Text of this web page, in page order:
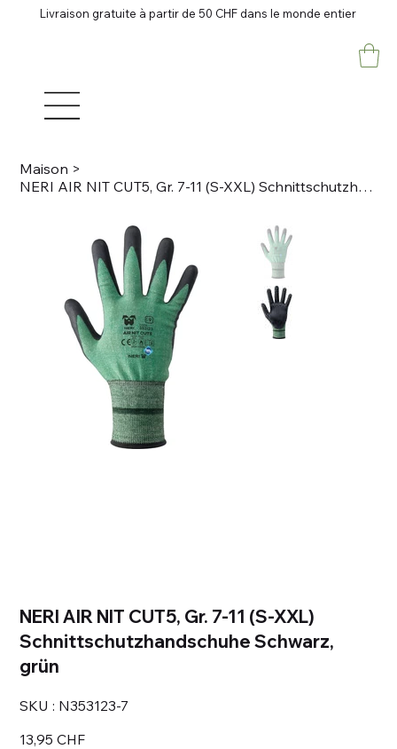
Livraison gratuite à partir de 50 CHF dans le monde entier
Maison >
NERI AIR NIT CUT5, Gr. 7-11 (S-XXL) Schnittschutzhandschuhe Schwarz, grün
NERI AIR NIT CUT5, Gr. 7-11 (S-XXL)
Schnittschutzhandschuhe Schwarz,
grün
SKU : SKU
N353123-
N353123-7
13,95 CHF